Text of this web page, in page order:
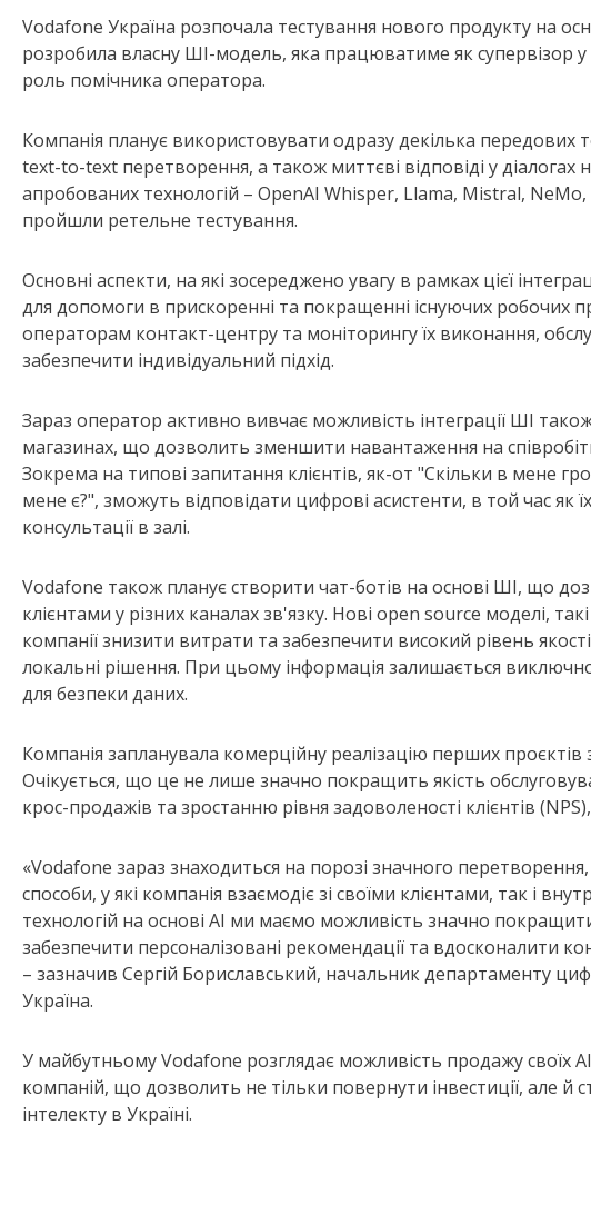
Vodafone Україна розпочала тестування нового продукту на
розробила власну ШІ-модель, яка працюватиме як супервізор
роль помічника оператора.
Компанія планує використовувати одразу декілька
text-to-text перетворення, а також миттєві відповіді у діалогах
апробованих технологій – OpenAI Whisper, Llama, Mistral, NeMo,
пройшли ретельне тестування.
Основні аспекти, на які зосереджено увагу в рамках цієї
для допомоги в прискоренні та покращенні існуючих робочих
операторам контакт-центру та моніторингу їх виконання,
забезпечити індивідуальний підхід.
Зараз оператор активно вивчає можливість інтеграції ШІ
магазинах, що дозволить зменшити навантаження на
Зокрема на типові запитання клієнтів, як-от "Скільки в мене
мене є?", зможуть відповідати цифрові асистенти, в той час як
консультації в залі.
Vodafone також планує створити чат-ботів на основі ШІ, що
клієнтами у різних каналах зв'язку. Нові open source моделі,
компанії знизити витрати та забезпечити високий рівень
локальні рішення. При цьому інформація залишається
для безпеки даних.
Компанія запланувала комерційну реалізацію перших проєктів
Очікується, що це не лише значно покращить якість
крос-продажів та зростанню рівня задоволеності клієнтів
«Vodafone зараз знаходиться на порозі значного
способи, у які компанія взаємодіє зі своїми клієнтами, так і
технологій на основі AI ми маємо можливість значно
забезпечити персоналізовані рекомендації та вдосконалити
– зазначив Сергій Бориславський, начальник департаменту
Україна.
У майбутньому Vodafone розглядає можливість продажу своїх
компаній, що дозволить не тільки повернути інвестиції, але й
інтелекту в Україні.